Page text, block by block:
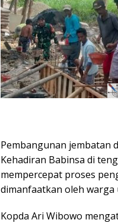
Pembangunan jembatan
Kehadiran Babinsa di
mempercepat proses
dimanfaatkan oleh
Kopda Ari Wibowo